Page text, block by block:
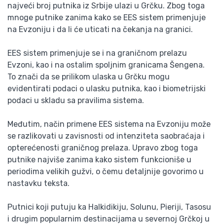
najveći broj putnika iz Srbije ulazi u Grčku. Zbog toga
mnoge putnike zanima kako se EES sistem primenjuje
na Evzoniju i da li će uticati na čekanja na granici.
EES sistem primenjuje se i na graničnom prelazu
Evzoni, kao i na ostalim spoljnim granicama Šengena.
To znači da se prilikom ulaska u Grčku mogu
evidentirati podaci o ulasku putnika, kao i biometrijski
podaci u skladu sa pravilima sistema.
Međutim, način primene EES sistema na Evzoniju može
se razlikovati u zavisnosti od intenziteta saobraćaja i
opterećenosti graničnog prelaza. Upravo zbog toga
putnike najviše zanima kako sistem funkcioniše u
periodima velikih gužvi, o čemu detaljnije govorimo u
nastavku teksta.
Putnici koji putuju ka Halkidikiju, Solunu, Pieriji, Tasosu
i drugim popularnim destinacijama u severnoj Grčkoj u